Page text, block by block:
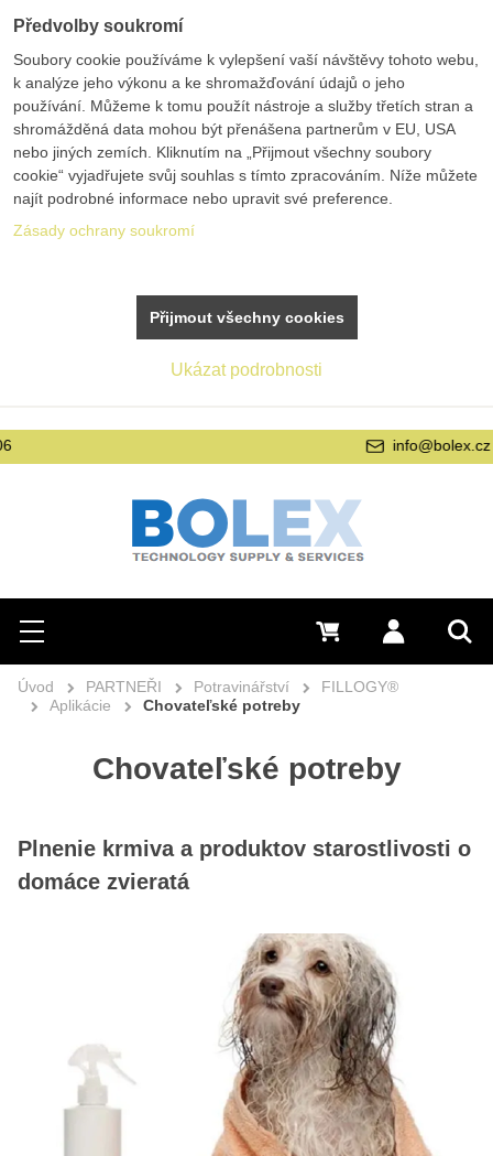
Hledat
Menu Přihlásit se
0 Kč
Úvod PARTNEŘI Potravinářství
FILLOGY®
Aplikácie
Chovateľské potreby
Chovateľské potreby
Plnenie krmiva a produktov starostlivosti o
domáce zvieratá
Předvolby soukromí
Soubory cookie používáme k vylepšení vaší návštěvy tohoto webu,
k analýze jeho výkonu a ke shromažďování údajů o jeho
používání. Můžeme k tomu použít nástroje a služby třetích stran a
shromážděná data mohou být přenášena partnerům v EU, USA
nebo jiných zemích. Kliknutím na „Přijmout všechny soubory
cookie“ vyjadřujete svůj souhlas s tímto zpracováním. Níže můžete
najít podrobné informace nebo upravit své preference.
Zásady ochrany soukromí
Ukázat podrobnosti
Přijmout všechny cookies